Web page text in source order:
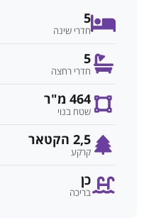
5
חדרי שינה
5
חדרי רחצה
464 מ"ר
שטח בנוי
2,5 הקטאר
קרקע
כן
בריכה